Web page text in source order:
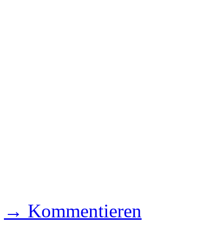
→ Kommentieren